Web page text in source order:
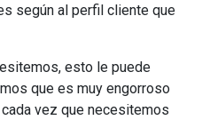
según al perfil cliente que
esto le puede
que es muy engorroso
vez que necesitemos